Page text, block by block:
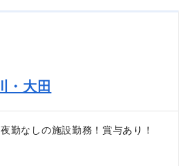
・大田
夜勤なしの施設勤務！賞与あり！